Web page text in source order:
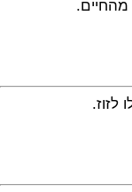
מהחיים.
לזוז.